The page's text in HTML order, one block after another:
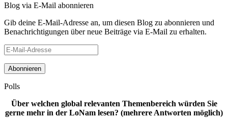
Blog via E-Mail abonnieren
Gib deine E-Mail-Adresse an, um diesen Blog zu abonnieren und
Benachrichtigungen über neue Beiträge via E-Mail zu erhalten.
E-
Mail-
Adresse
Polls
Über welchen global relevanten Themenbereich würden Sie
gerne mehr in der LoNam lesen? (mehrere Antworten möglich)